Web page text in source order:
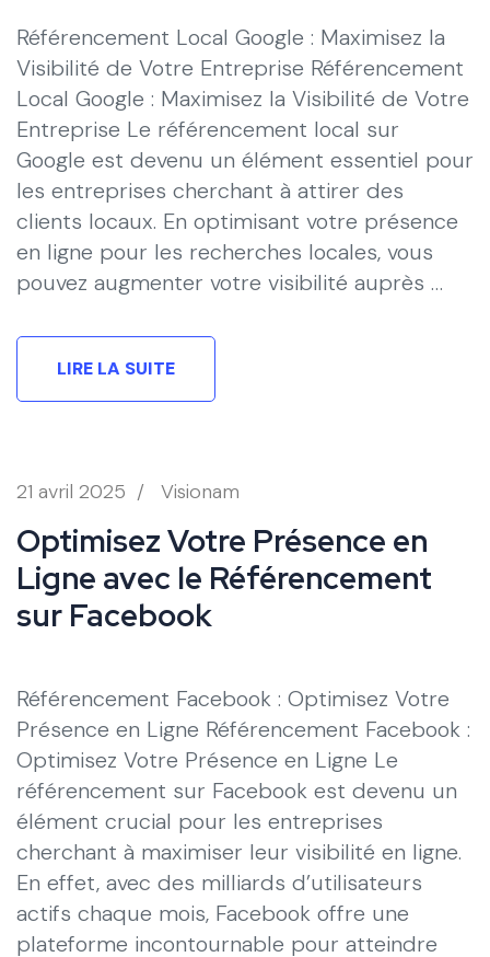
Référencement Local Google : Maximisez la
Visibilité de Votre Entreprise Référencement
Local Google : Maximisez la Visibilité de Votre
Entreprise Le référencement local sur
Google est devenu un élément essentiel pour
les entreprises cherchant à attirer des
clients locaux. En optimisant votre présence
en ligne pour les recherches locales, vous
pouvez augmenter votre visibilité auprès …
LIRE LA SUITE
21 avril 2025 / Visionam
Optimisez Votre Présence en
Ligne avec le Référencement
sur Facebook
Référencement Facebook : Optimisez Votre
Présence en Ligne Référencement Facebook :
Optimisez Votre Présence en Ligne Le
référencement sur Facebook est devenu un
élément crucial pour les entreprises
cherchant à maximiser leur visibilité en ligne.
En effet, avec des milliards d’utilisateurs
actifs chaque mois, Facebook offre une
plateforme incontournable pour atteindre